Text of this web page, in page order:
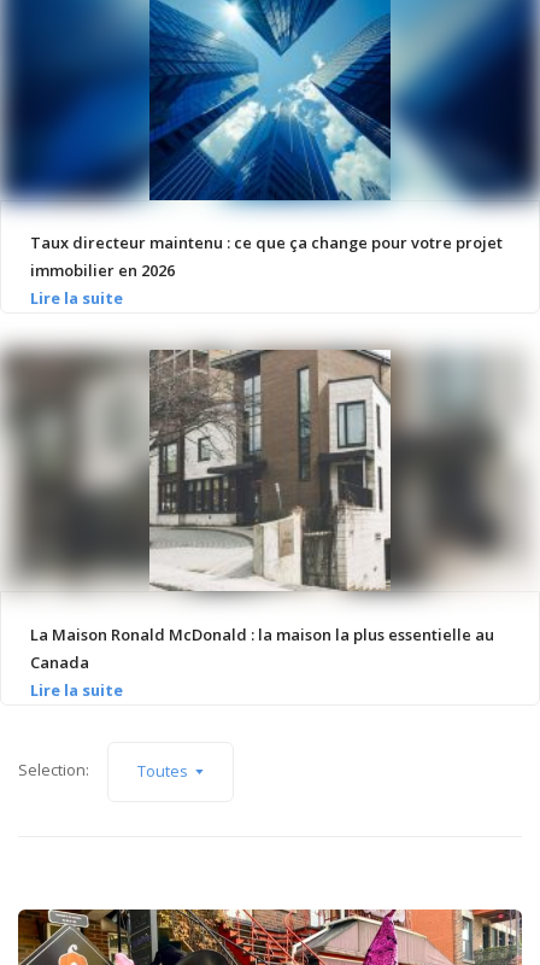
Taux directeur maintenu : ce que ça change pour votre projet
immobilier en 2026
La Maison Ronald McDonald : la maison la plus essentielle au
Canada
Selection: Toutes